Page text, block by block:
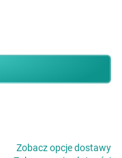
Zobacz opcje dostawy